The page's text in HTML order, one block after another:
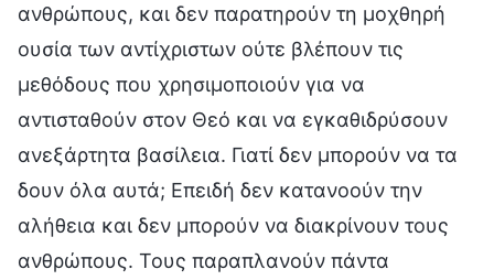
ανθρώπους, και δεν παρατηρούν τη μοχθηρή
ουσία των αντίχριστων ούτε βλέπουν τις
μεθόδους που χρησιμοποιούν για να
αντισταθούν στον Θεό και να εγκαθιδρύσουν
ανεξάρτητα βασίλεια. Γιατί δεν μπορούν να τα
δουν όλα αυτά; Επειδή δεν κατανοούν την
αλήθεια και δεν μπορούν να διακρίνουν τους
ανθρώπους. Τους παραπλανούν πάντα